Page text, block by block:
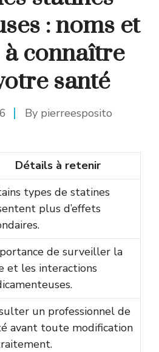
: noms et
connaître
santé
By pierreesposito
Détails à retenir
types de statines
plus d’effets
de surveiller la
et les interactions
un professionnel de
avant toute modification